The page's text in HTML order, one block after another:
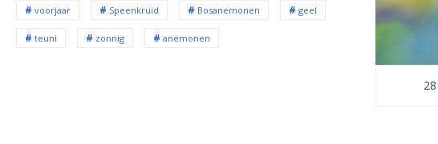
voorjaar Speenkruid Bosanemonen geel
teuni zonnig anemonen